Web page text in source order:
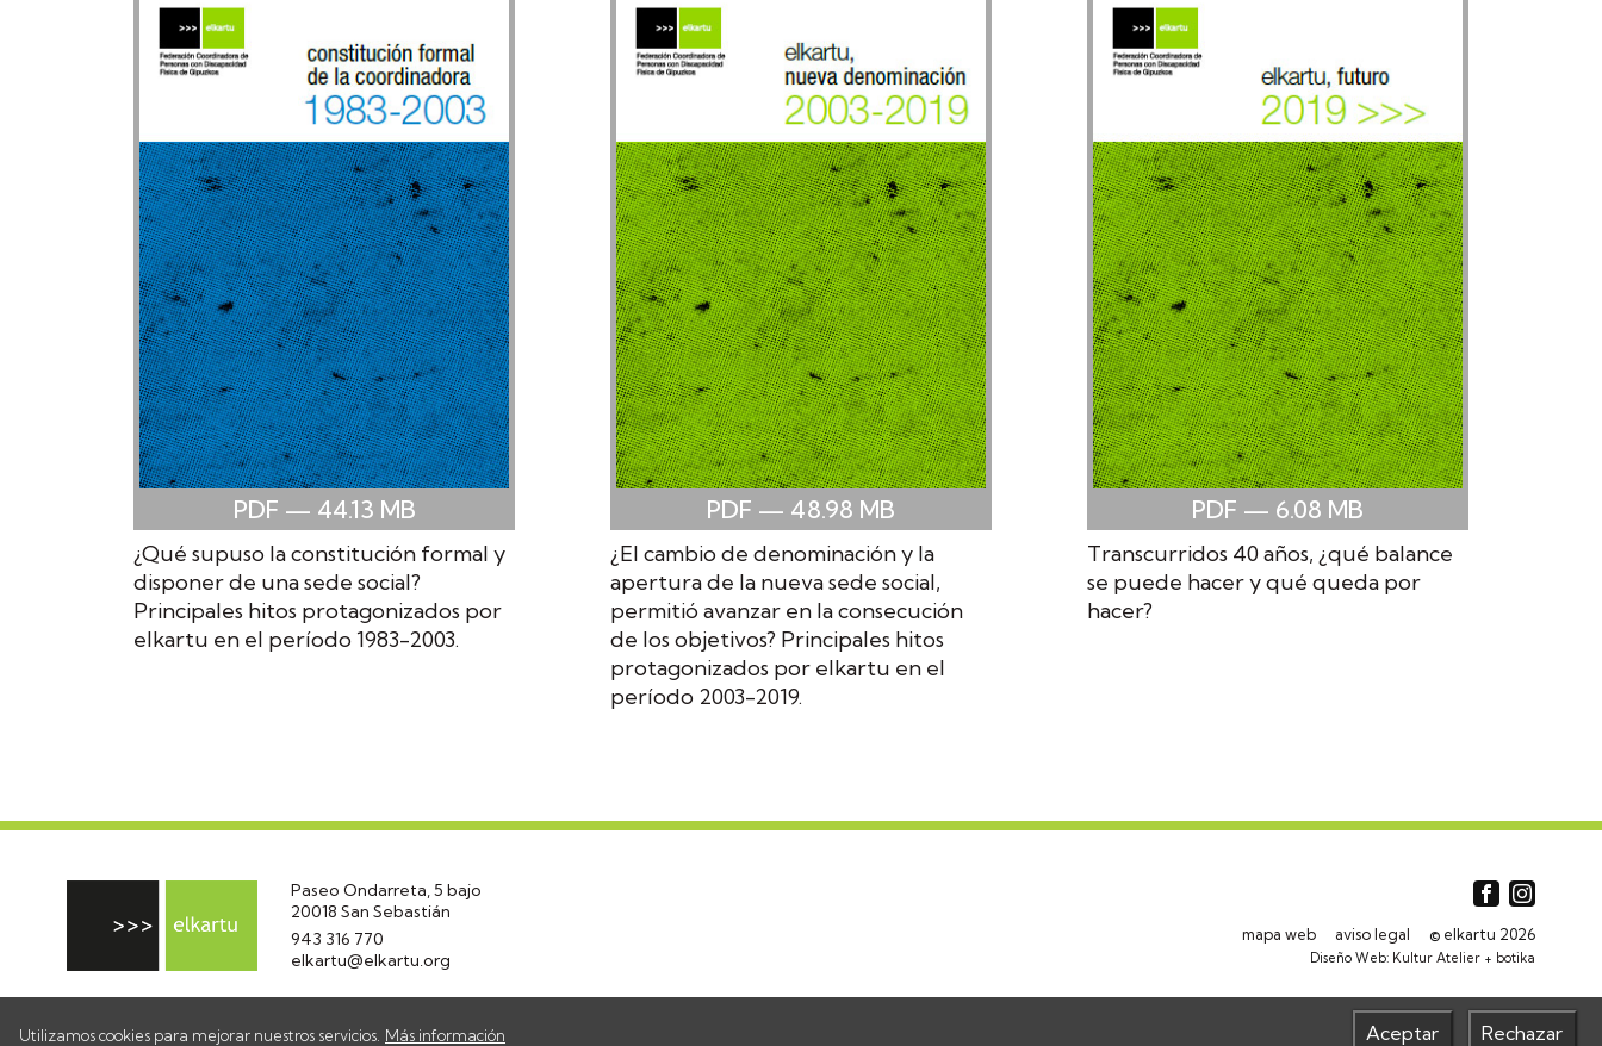
PDF — 44.13 MB
¿Qué supuso la constitución formal y
disponer de una sede social?
Principales hitos protagonizados por
elkartu en el período 1983-2003.
PDF — 48.98 MB
¿El cambio de denominación y la
apertura de la nueva sede social,
permitió avanzar en la consecución
de los objetivos? Principales hitos
protagonizados por elkartu en el
período 2003-2019.
PDF — 6.08 MB
Transcurridos 40 años, ¿qué balance
se puede hacer y qué queda por
hacer?
Paseo Ondarreta, 5 bajo
20018 San Sebastián
943 316 770
elkartu@elkartu.org
mapa web aviso legal © elkartu 2026
Diseño Web: Kultur Atelier + botika
Utilizamos cookies para mejorar nuestros servicios. Más información Aceptar Rechazar